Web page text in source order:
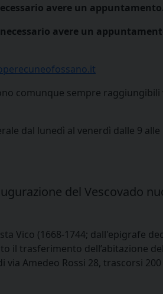
avere un appuntamento.
avere un
comunque sempre
dal lunedì al venerdì dalle 9 alle
del Vescovado
Vico (1668-1744; dall'epigrafe
il trasferimento dell’abitazione
Amedeo Rossi 28, trascorsi